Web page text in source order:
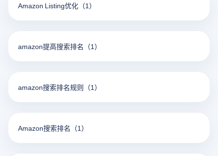
Amazon Listing优化 （1）
amazon提高搜索排名 （1）
amazon搜索排名规则 （1）
Amazon搜索排名 （1）